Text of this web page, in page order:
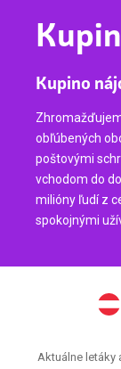
Kupino
obľúbených
poštovými
vchodom do
milióny ľudí z
spokojnými
Aktuálne letáky